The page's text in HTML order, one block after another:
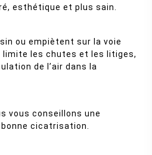
esthétique et plus sain.
ou empiètent sur la voie
limite les chutes et les litiges,
de l’air dans la
vous conseillons une
cicatrisation.